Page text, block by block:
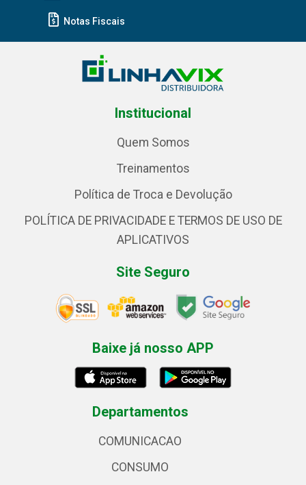
Notas Fiscais
Institucional
Quem Somos
Treinamentos
Política de Troca e Devolução
POLÍTICA DE PRIVACIDADE E TERMOS DE USO DE
APLICATIVOS
Site Seguro
Baixe já nosso APP
Departamentos
COMUNICACAO
CONSUMO